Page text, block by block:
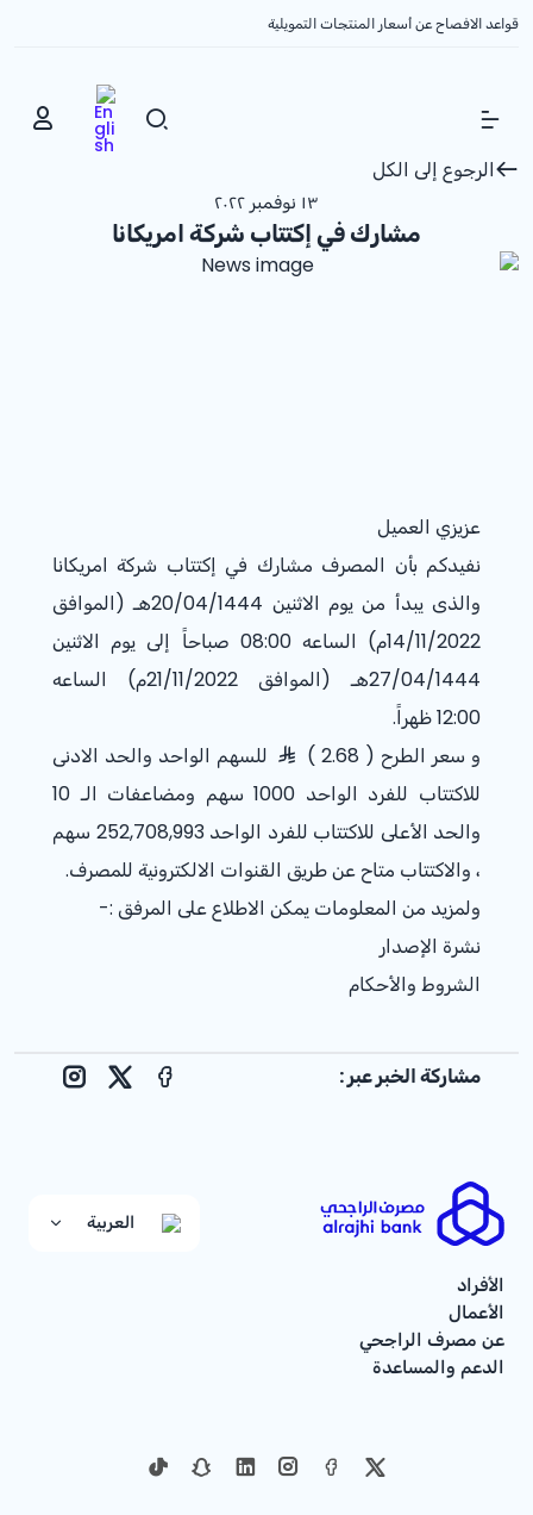
قواعد الافصاح عن أسعار المنتجات التمويلية
Show Menu
الرجوع إلى الكل
١٣ نوفمبر ٢٠٢٢
مشارك في إكتتاب شركة امريكانا
عزيزي العميل
نفيدكم بأن المصرف مشارك في إكتتاب شركة امريكانا
والذى يبدأ من يوم الاثنين 20/04/1444هـ (الموافق
14/11/2022م) الساعه 08:00 صباحاً إلى يوم الاثنين
27/04/1444هـ (الموافق 21/11/2022م) الساعه
12:00 ظهراً.
و سعر الطرح ( 2.68 )
للسهم الواحد والحد الادنى
للاكتتاب للفرد الواحد 1000 سهم ومضاعفات الـ 10
والحد الأعلى للاكتتاب للفرد الواحد 252,708,993 سهم
، والاكتتاب متاح عن طريق القنوات الالكترونية للمصرف.
ولمزيد من المعلومات يمكن الاطلاع على المرفق :-
نشرة الإصدار
الشروط والأحكام
مشاركة الخبر عبر : Facebook
X
العربية
الأفراد
الأعمال
عن مصرف الراجحي
الدعم والمساعدة